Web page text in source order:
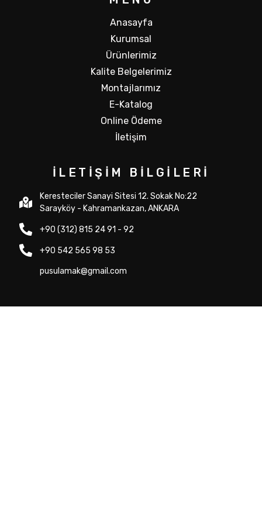
Anasayfa
Kurumsal
Ürünlerimiz
Kalite Belgelerimiz
Montajlarımız
E-Katalog
Online Ödeme
İletişim
İLETIŞIM BILGILERI
Keresteciler Sanayi Sitesi 12. Sokak No:22
Sarayköy - Kahramankazan, ANKARA
+90 (312) 815 24 91 - 92
+90 542 565 98 53
pusulamak@gmail.com